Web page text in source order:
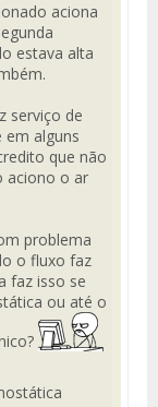
aciona
estava alta
serviço de
em alguns
que não
aciono o ar
problema
o fluxo faz
faz isso se
ou até o